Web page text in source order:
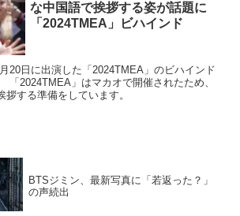
な中国語で挨拶する姿が話題に
「2024TMEA」ビハインド
20日に出演した「2024TMEA」のビハインド
「2024TMEA」はマカオで開催されたため、
拶する準備をしています。
BTSジミン、最新写真に「若返った？」
の声続出